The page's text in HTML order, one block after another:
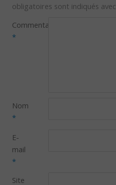
obligatoires sont indiqués avec
Commentaire
*
Nom
*
E-
mail
*
Site